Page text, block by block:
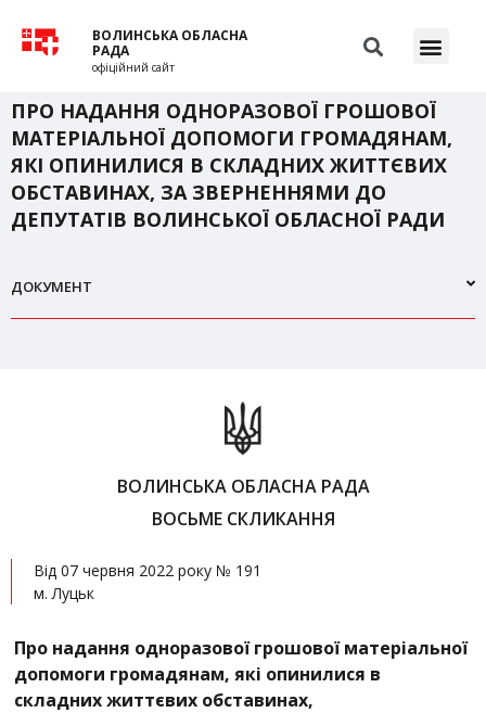
ВОЛИНСЬКА ОБЛАСНА
РАДА
офіційний сайт
ПРО НАДАННЯ ОДНОРАЗОВОЇ ГРОШОВОЇ
МАТЕРІАЛЬНОЇ ДОПОМОГИ ГРОМАДЯНАМ,
ЯКІ ОПИНИЛИСЯ В СКЛАДНИХ ЖИТТЄВИХ
ОБСТАВИНАХ, ЗА ЗВЕРНЕННЯМИ ДО
ДЕПУТАТІВ ВОЛИНСЬКОЇ ОБЛАСНОЇ РАДИ
ДОКУМЕНТ
ВОЛИНСЬКА ОБЛАСНА РАДА
ВОСЬМЕ СКЛИКАННЯ
Від 07 червня 2022 року № 191
м. Луцьк
Про надання одноразової грошової матеріальної
допомоги громадянам, які опинилися в
складних життєвих обставинах,